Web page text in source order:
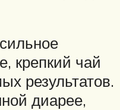
крепкий чай
результатов.
диарее,